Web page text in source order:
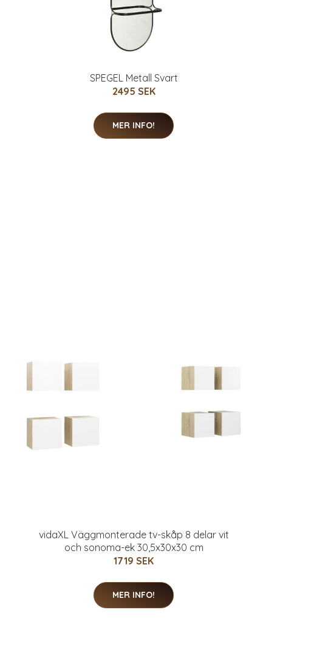
SPEGEL Metall Svart
2495 SEK
MER INFO!
vidaXL Väggmonterade tv-skåp 8 delar vit
och sonoma-ek 30,5x30x30 cm
1719 SEK
MER INFO!